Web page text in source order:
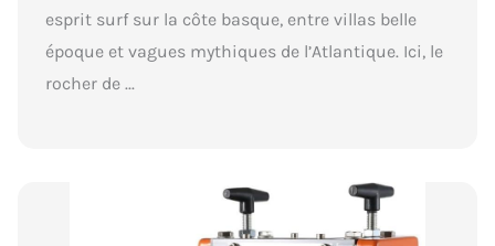
esprit surf sur la côte basque, entre villas belle
époque et vagues mythiques de l’Atlantique. Ici, le
rocher de ...